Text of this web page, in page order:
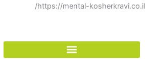
https://mental-kosherkravi.co.il/